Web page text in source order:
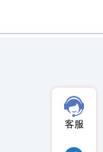
客服